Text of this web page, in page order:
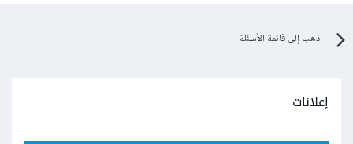
اذهب إلى قائمة الأسئلة
إعلانات